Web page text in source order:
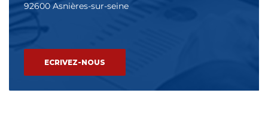
92600 Asnières-sur-seine
ECRIVEZ-NOUS